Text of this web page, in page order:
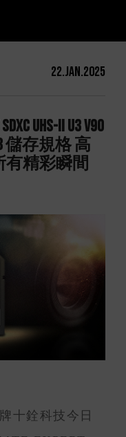
22.Jan.2025
UHS-II U3 V90
儲存規格 高
有精彩瞬間
銓科技今日